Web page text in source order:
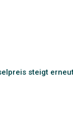
steigt